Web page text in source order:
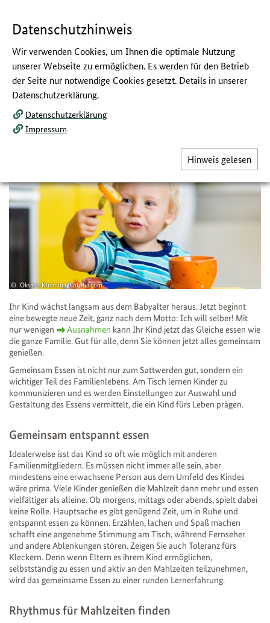
und
Service
So lernen Kleinkinder essen
Abenteuer Esstisch
Kinder lernen Essen so ähnlich wie Sprechen: durch Selbermachen,
Nachahmen und den Austausch mit Eltern und anderen Menschen.
Nicht immer geht dabei alles glatt! Doch Dranbleiben lohnt sich.
Denn jetzt, in den ersten zwei bis drei Jahren, wird die Basis fürs
Oksana Kuzmina/Fotolia.com
Ihr Kind wächst langsam aus dem Babyalter heraus. Jetzt beginnt
eine bewegte neue Zeit, ganz nach dem Motto: Ich will selber! Mit
nur wenigen
Ausnahmen kann Ihr Kind jetzt das Gleiche essen wie
die ganze Familie. Gut für alle, denn Sie können jetzt alles gemeinsam
genießen.
Gemeinsam Essen ist nicht nur zum Sattwerden gut, sondern ein
wichtiger Teil des Familienlebens. Am Tisch lernen Kinder zu
kommunizieren und es werden Einstellungen zur Auswahl und
Gestaltung des Essens vermittelt, die ein Kind fürs Leben prägen.
Gemeinsam entspannt essen
Idealerweise isst das Kind so oft wie möglich mit anderen
Familienmitgliedern. Es müssen nicht immer alle sein, aber
mindestens eine erwachsene Person aus dem Umfeld des Kindes
wäre prima. Viele Kinder genießen die Mahlzeit dann mehr und essen
vielfältiger als alleine. Ob morgens, mittags oder abends, spielt dabei
keine Rolle. Hauptsache es gibt genügend Zeit, um in Ruhe und
entspannt essen zu können. Erzählen, lachen und Spaß machen
schafft eine angenehme Stimmung am Tisch, während Fernseher
und andere Ablenkungen stören. Zeigen Sie auch Toleranz fürs
Kleckern. Denn wenn Eltern es ihrem Kind ermöglichen,
selbstständig zu essen und aktiv an den Mahlzeiten teilzunehmen,
wird das gemeinsame Essen zu einer runden Lernerfahrung.
Rhythmus für Mahlzeiten finden
Datenschutzhinweis
Wir verwenden Cookies, um Ihnen die optimale Nutzung
unserer Webseite zu ermöglichen. Es werden für den Betrieb
der Seite nur notwendige Cookies gesetzt. Details in unserer
Datenschutzerklärung.
Datenschutzerklärung
Impressum
Hinweis gelesen